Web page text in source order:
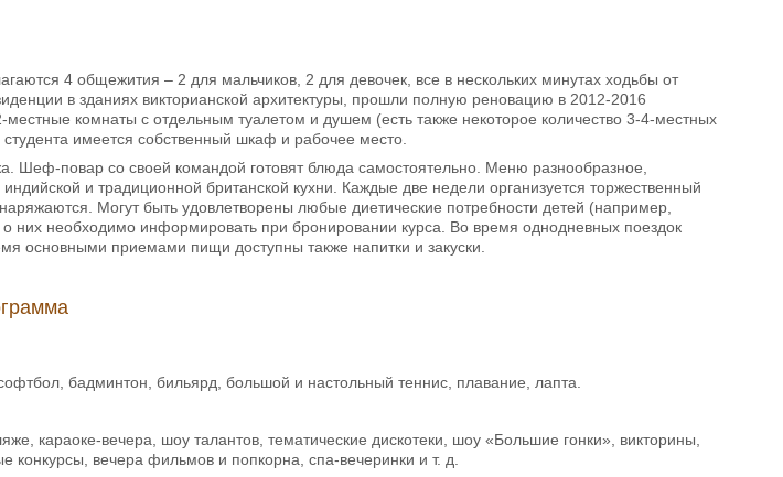
4 общежития – 2 для мальчиков, 2 для девочек, все в нескольких минутах ходьбы от
в зданиях викторианской архитектуры, прошли полную реновацию в 2012-2016
комнаты с отдельным туалетом и душем (есть также некоторое количество 3-4-местных
имеется собственный шкаф и рабочее место.
Шеф-повар со своей командой готовят блюда самостоятельно. Меню разнообразное,
и традиционной британской кухни. Каждые две недели организуется торжественный
Могут быть удовлетворены любые диетические потребности детей (например,
них необходимо информировать при бронировании курса. Во время однодневных поездок
основными приемами пищи доступны также напитки и закуски.
бадминтон, бильярд, большой и настольный теннис, плавание, лапта.
караоке-вечера, шоу талантов, тематические дискотеки, шоу «Большие гонки», викторины,
конкурсы, вечера фильмов и попкорна, спа-вечеринки и т. д.